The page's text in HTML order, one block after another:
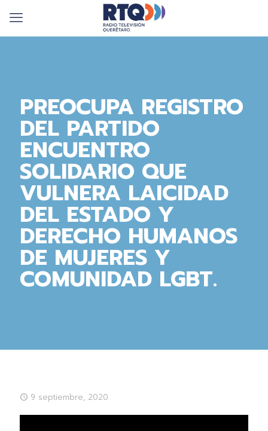
PREOCUPA REGISTRO
DEL PARTIDO
ENCUENTRO
SOLIDARIO QUE
VULNERA LAICIDAD
DEL ESTADO Y
DERECHO HUMANOS
DE MUJERES Y
COMUNIDAD LGBT.
9 septiembre, 2020